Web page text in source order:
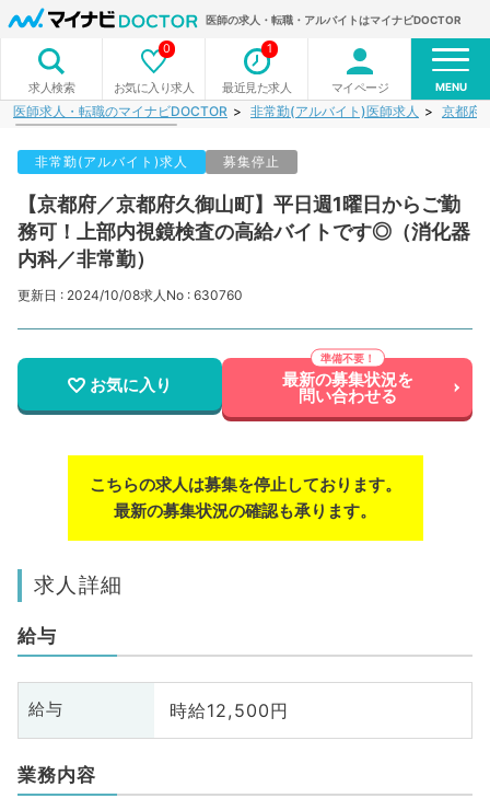
医師の求人・転職・アルバイトはマイナビDOCTOR
求人検索 お気に入り求人
0
最近見た求人
1
マイページ MENU
医師求人・転職のマイナビDOCTOR 非常勤(アルバイト)医師求人 京都府
非常勤(アルバイト)求人 募集停止
【京都府／京都府久御山町】平日週1曜日からご勤
務可！上部内視鏡検査の高給バイトです◎（消化器
内科／非常勤）
更新日 : 2024/10/08求人No : 630760
お気に入り 最新の募集状況を
問い合わせる
こちらの求人は募集を停止しております。
最新の募集状況の確認も承ります。
求人詳細
給与
給与 時給12,500円
業務内容